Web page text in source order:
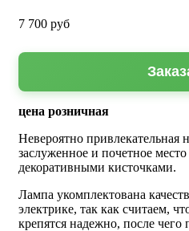
7 700 руб
цена розничная
Невероятно
заслуженное и почетное
декоративными кисточками.
Лампа укомплектована
электрике, так как считаем,
крепятся надежно, после чего